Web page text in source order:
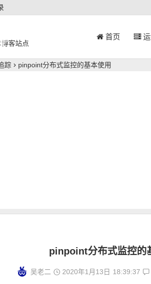
客站点
首页
踪 pinpoint分布式监控的基本使用
pinpoint分布式监控的
吴老二 2020年1月13日 18:39:37